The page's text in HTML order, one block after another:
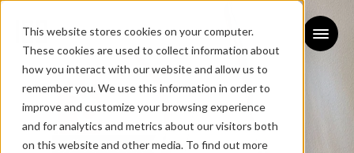
This website stores cookies on your computer.
These cookies are used to collect information about
how you interact with our website and allow us to
remember you. We use this information in order to
improve and customize your browsing experience
and for analytics and metrics about our visitors both
on this website and other media. To find out more